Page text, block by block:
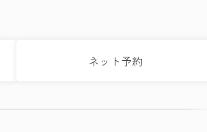
ネット予約